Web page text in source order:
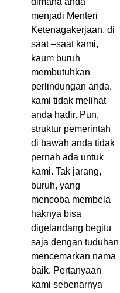
menjadi Menteri
Ketenagakerjaan, di
saat –saat kami,
kaum buruh
membutuhkan
perlindungan anda,
kami tidak melihat
anda hadir. Pun,
struktur pemerintah
di bawah anda tidak
pernah ada untuk
kami. Tak jarang,
buruh, yang
mencoba membela
haknya bisa
digelandang begitu
saja dengan tuduhan
mencemarkan nama
baik. Pertanyaan
kami sebenarnya